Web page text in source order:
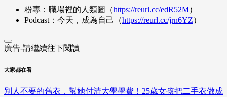
粉專： 職場裡的人類圖（https://reurl.cc/edR52M）
Podcast：今天，成為自己（https://reurl.cc/jrn6YZ）
廣告-請繼續往下閱讀
大家都在看
別人不要的舊衣，幫她付清大學學費！25歲女孩把二手衣做成